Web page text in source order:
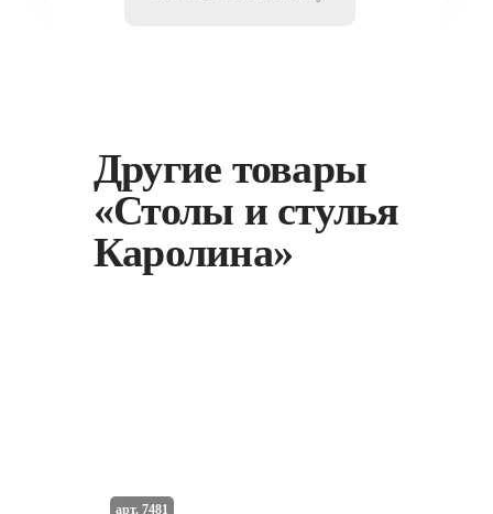
Другие товары
«Столы и стулья
Каролина»
арт. 7481